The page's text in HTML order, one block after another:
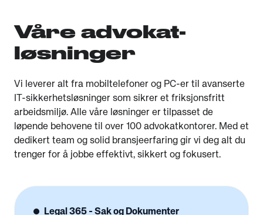
Våre advokat-
løsninger
Vi leverer alt fra mobiltelefoner og PC-er til avanserte
IT-sikkerhetsløsninger som sikrer et friksjonsfritt
arbeidsmiljø. Alle våre løsninger er tilpasset de
løpende behovene til over 100 advokatkontorer. Med et
dedikert team og solid bransjeerfaring gir vi deg alt du
trenger for å jobbe effektivt, sikkert og fokusert.
Legal 365 - Sak og Dokumenter